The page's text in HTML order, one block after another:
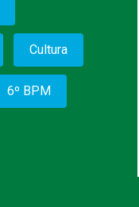
Cultura
6º BPM